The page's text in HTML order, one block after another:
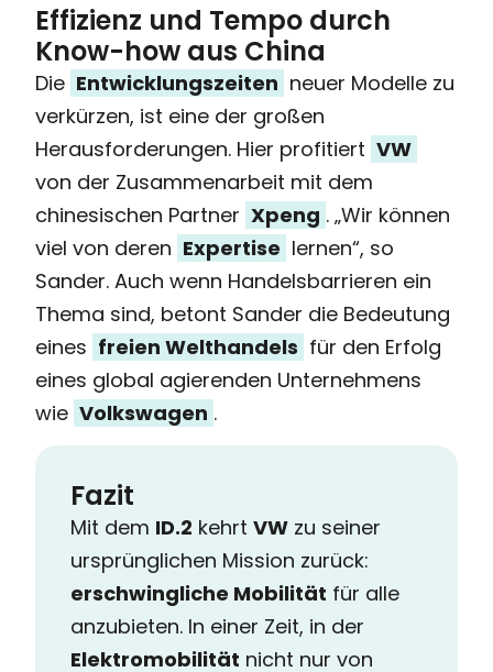
Effizienz und Tempo durch
Know-how aus China
Die Entwicklungszeiten neuer Modelle zu
verkürzen, ist eine der großen
Herausforderungen. Hier profitiert VW
von der Zusammenarbeit mit dem
chinesischen Partner Xpeng . „Wir können
viel von deren Expertise lernen“, so
Sander. Auch wenn Handelsbarrieren ein
Thema sind, betont Sander die Bedeutung
eines freien Welthandels für den Erfolg
eines global agierenden Unternehmens
wie Volkswagen .
Fazit
Mit dem ID.2 kehrt VW zu seiner
ursprünglichen Mission zurück:
erschwingliche Mobilität für alle
anzubieten. In einer Zeit, in der
Elektromobilität nicht nur von